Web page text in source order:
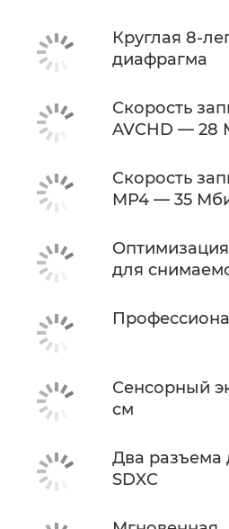
Круглая 8-
диафрагма
Скорость
AVCHD — 28
Скорость
MP4 — 35
для
Сенсорный
см
Два разъема
SDXC